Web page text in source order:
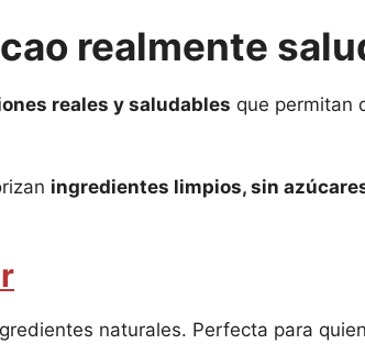
realmente
reales y saludables que permitan
ingredientes limpios, sin
naturales. Perfecta para